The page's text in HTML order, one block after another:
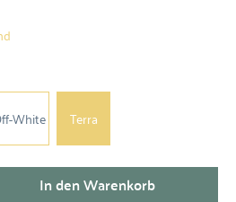
White Terra
In den Warenkorb